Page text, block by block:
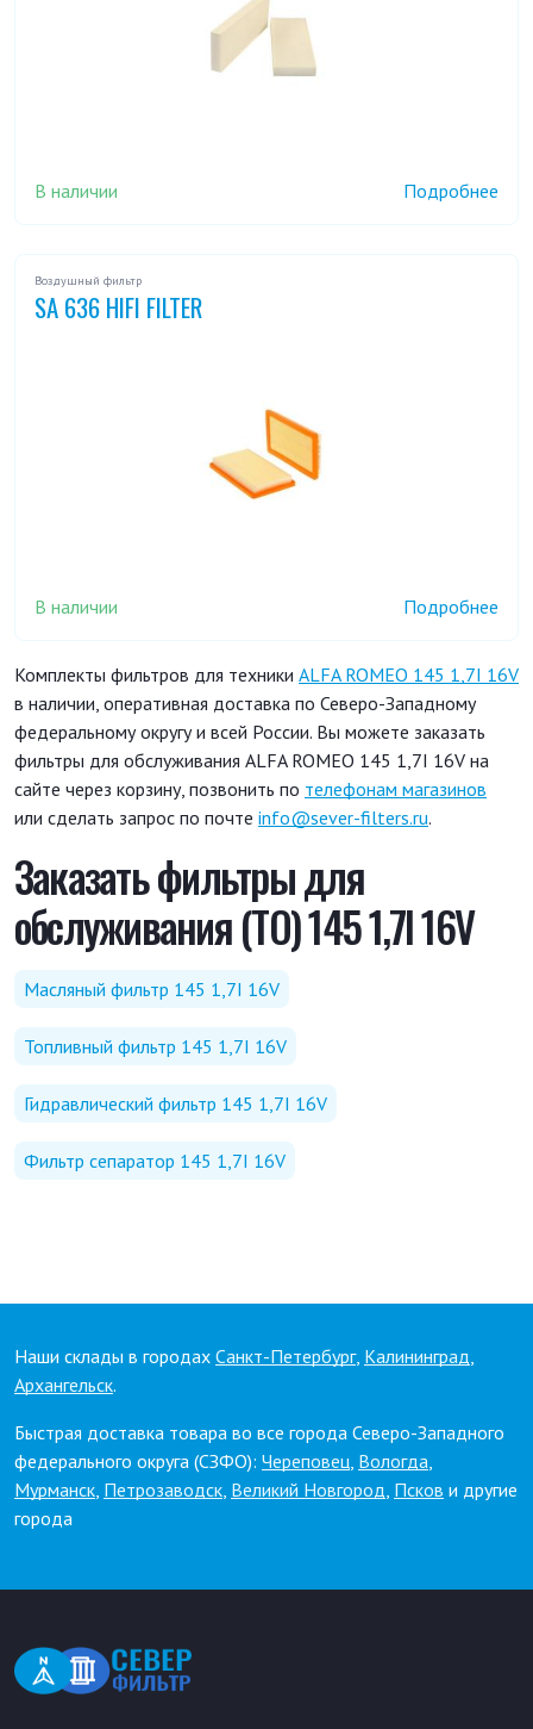
В наличии Подробнее
Воздушный фильтр
SA 636 HIFI FILTER
В наличии Подробнее
Комплекты фильтров для техники ALFA ROMEO 145 1,7I 16V
в наличии, оперативная доставка по Северо-Западному
федеральному округу и всей России. Вы можете заказать
фильтры для обслуживания ALFA ROMEO 145 1,7I 16V на
сайте через корзину, позвонить по телефонам магазинов
или сделать запрос по почте info@sever-filters.ru.
Заказать фильтры для
обслуживания (ТО) 145 1,7I 16V
Масляный фильтр 145 1,7I 16V
Топливный фильтр 145 1,7I 16V
Гидравлический фильтр 145 1,7I 16V
Фильтр сепаратор 145 1,7I 16V
Наши склады в городах Санкт-Петербург, Калининград,
Архангельск.
Быстрая доставка товара во все города Северо-Западного
федерального округа (СЗФО): Череповец, Вологда,
Мурманск, Петрозаводск, Великий Новгород, Псков и другие
города